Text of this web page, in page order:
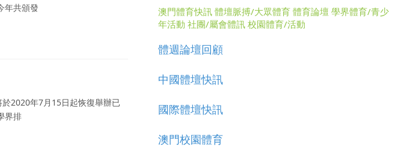
年共頒發
2020年7月15日起恢復舉辦已
界排
澳門體育快訊 體壇脈搏/大眾體育 體育論壇 學界體育/青少
年活動 社團/屬會體訊 校園體育/活動
體週論壇回顧
中國體壇快訊
國際體壇快訊
澳門校園體育